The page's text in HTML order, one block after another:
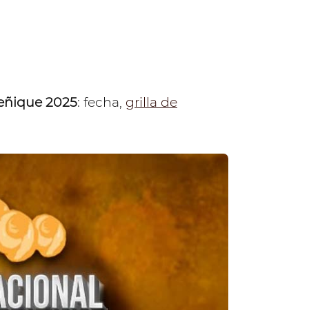
2025: fecha, grilla de